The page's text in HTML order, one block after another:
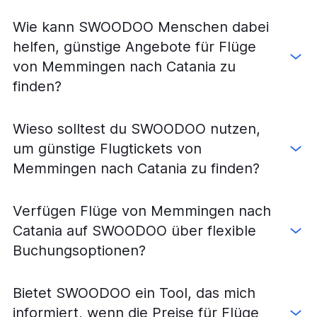
Flüge von Frankfurt Hahn nach Trapani
Flüge von Nürnberg nach Lamezia Terme
Flüge von Hannover nach Lamezia Terme
Flüge von Hannover nach Palermo
Flüge von Berlin nach Reggio Calabria
Flüge von Bremen nach Catania
Flüge von Karlsruhe nach Palermo
Flüge von Leipzig nach Catania
Flüge von Düsseldorf nach Trapani
Wie kann SWOODOO Menschen dabei
helfen, günstige Angebote für Flüge
von Memmingen nach Catania zu
finden?
Wieso solltest du SWOODOO nutzen,
um günstige Flugtickets von
Memmingen nach Catania zu finden?
Verfügen Flüge von Memmingen nach
Catania auf SWOODOO über flexible
Buchungsoptionen?
Bietet SWOODOO ein Tool, das mich
informiert, wenn die Preise für Flüge